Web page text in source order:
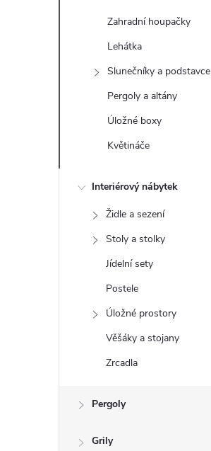
Zahradní houpačky
Lehátka
Slunečníky a podstavce
Pergoly a altány
Úložné boxy
Květináče
Interiérový nábytek
Židle a sezení
Stoly a stolky
Jídelní sety
Postele
Úložné prostory
Věšáky a stojany
Zrcadla
Pergoly
Grily